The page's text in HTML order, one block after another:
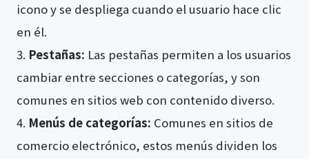
icono y se despliega cuando el usuario hace clic
en él.
Pestañas: Las pestañas permiten a los usuarios
cambiar entre secciones o categorías, y son
comunes en sitios web con contenido diverso.
Menús de categorías: Comunes en sitios de
comercio electrónico, estos menús dividen los